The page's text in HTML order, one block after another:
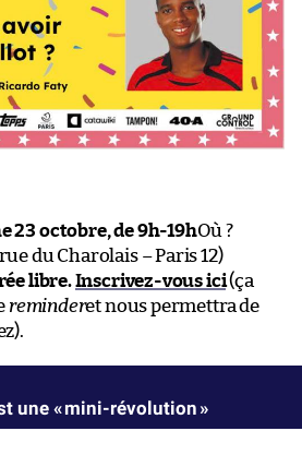
23 octobre, de 9h-19hOù ?
du Charolais – Paris 12)
libre.Inscrivez-vous ici(ça
reminderet nous permettra de
une « mini-révolution »